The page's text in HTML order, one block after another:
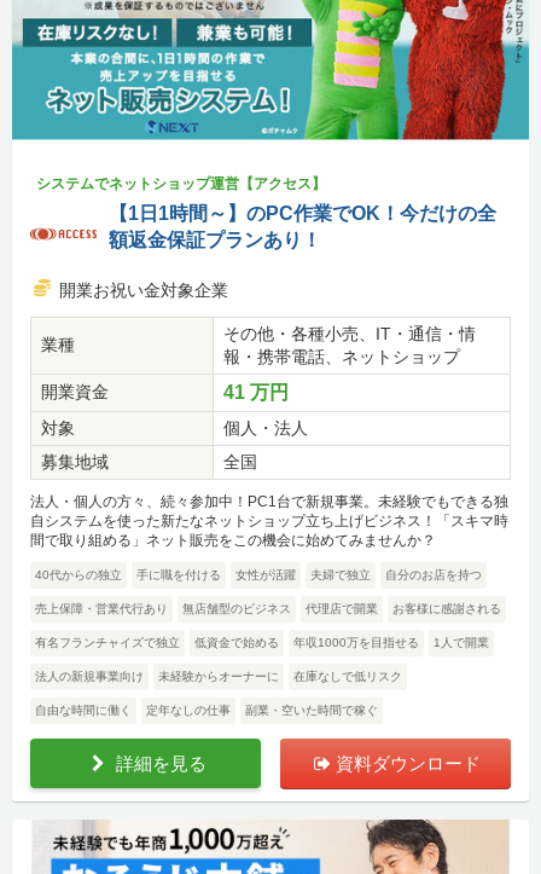
システムでネットショップ運営【アクセス】
【1日1時間～】のPC作業でOK！今だけの全
額返金保証プランあり！
開業お祝い金対象企業
業種
その他・各種小売、IT・通信・情
報・携帯電話、ネットショップ
開業資金
41 万円
対象
個人・法人
募集地域
全国
法人・個人の方々、続々参加中！PC1台で新規事業。未経験でもできる独
自システムを使った新たなネットショップ立ち上げビジネス！「スキマ時
間で取り組める」ネット販売をこの機会に始めてみませんか？
40代からの独立 手に職を付ける 女性が活躍 夫婦で独立 自分のお店を持つ
売上保障・営業代行あり 無店舗型のビジネス 代理店で開業 お客様に感謝される
有名フランチャイズで独立 低資金で始める 年収1000万を目指せる 1人で開業
法人の新規事業向け 未経験からオーナーに 在庫なしで低リスク
自由な時間に働く 定年なしの仕事 副業・空いた時間で稼ぐ
詳細を見る 資料ダウンロード